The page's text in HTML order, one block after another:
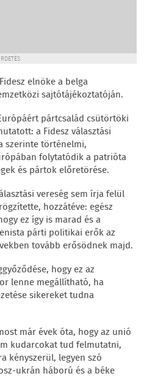
elnöke a belga
sajtótájékoztatóján.
pártcsalád csütörtöki
a Fidesz választási
szerinte történelmi,
folytatódik a patrióta
és pártok előretörése.
vereség sem írja felül
hozzátéve: egész
ez így is marad és a
párti politikai erők az
tovább erősödnek majd.
hogy ez az
lenne megállítható, ha
sikereket tudna
már évek óta, hogy az unió
kudarcokat tud felmutatni,
kényszerül, legyen szó
ukrán háború és a béke